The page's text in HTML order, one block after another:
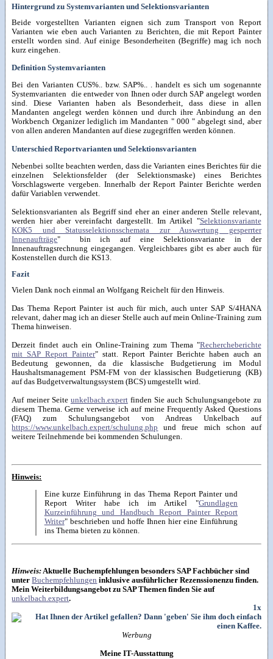
Hintergrund zu Systemvarianten und Selektionsvarianten
Beide vorgestellten Varianten eignen sich zum Transport von Report
Varianten wie eben auch Varianten zu Berichten, die mit Report Painter
erstellt worden sind. Auf einige Besonderheiten (Begriffe) mag ich noch
kurz eingehen.
Definition Systemvarianten
Bei den Varianten CUS%.. bzw. SAP%.. . handelt es sich um sogenannte
Systemvarianten die entweder von Ihnen oder durch SAP angelegt worden
sind. Diese Varianten haben als Besonderheit, dass diese in allen
Mandanten angelegt werden können und durch ihre Anbindung an den
Workbench Organizer lediglich im Mandanten " 000 " abgelegt sind, aber
von allen anderen Mandanten auf diese zugegriffen werden können.
Unterschied Reportvarianten und Selektionsvarianten
Nebenbei sollte beachten werden, dass die Varianten eines Berichtes für die
einzelnen Selektionsfelder (der Selektionsmaske) eines Berichtes
Vorschlagswerte vergeben. Innerhalb der Report Painter Berichte werden
dafür Variablen verwendet.
Selektionsvarianten als Begriff sind eher an einer anderen Stelle relevant,
werden hier aber vereinfacht dargestellt. Im Artikel "Selektionsvariante
KOK5 und Statusselektionsschemata zur Auswertung gesperrter
Innenaufträge" bin ich auf eine Selektionsvariante in der
Innenauftragsrechnung eingegangen. Vergleichbares gibt es aber auch für
Kostenstellen durch die KS13.
Fazit
Vielen Dank noch einmal an Wolfgang Reichelt für den Hinweis.
Das Thema Report Painter ist auch für mich, auch unter SAP S/4HANA
relevant, daher mag ich an dieser Stelle auch auf mein Online-Training zum
Thema hinweisen.
Derzeit findet auch ein Online-Training zum Thema "Rechercheberichte
mit SAP Report Painter" statt. Report Painter Berichte haben auch an
Bedeutung gewonnen, da die klassische Budgetierung im Modul
Haushaltsmanagement PSM-FM von der klassischen Budgetierung (KB)
auf das Budgetverwaltungssystem (BCS) umgestellt wird.
Auf meiner Seite unkelbach.expertfinden Sie auch Schulungsangebote zu
diesem Thema. Gerne verweise ich auf meine Frequently Asked Questions
(FAQ) zum Schulungsangebot von Andreas Unkelbach auf
https://www.unkelbach.expert/schulung.php
und freue mich schon auf
weitere Teilnehmende bei kommenden Schulungen.
Hinweis:
Eine kurze Einführung in das Thema Report Painter und
Report Writer habe ich im Artikel "Grundlagen
Kurzeinführung und Handbuch Report Painter Report
Writer" beschrieben und hoffe Ihnen hier eine Einführung
ins Thema bieten zu können.
Hinweis:Aktuelle Buchempfehlungen besonders SAP Fachbücher sind
unterBuchempfehlungen inklusive ausführlicher Rezenssionenzu finden.
Mein Weiterbildungsangebot zu SAP Themen finden Sie auf
unkelbach.expert.
1x
Werbung
Meine IT-Ausstattung